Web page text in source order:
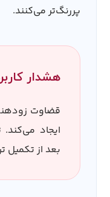
پررنگ‌تر می‌کنند.
هشدار
قضاوت
ایجاد می‌کند.
بعد از تکمیل